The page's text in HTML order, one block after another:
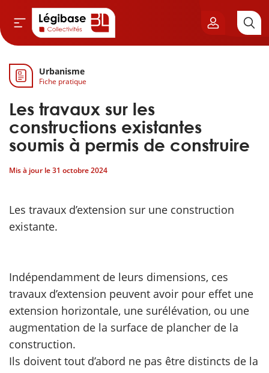
& Cimetières
& Élu local
& Finances locales
Urbanisme
Fiche pratique
Les travaux sur les
constructions existantes
soumis à permis de construire
Mis à jour le31 octobre 2024
Les travaux d’extension sur une construction
existante.
Indépendamment de leurs dimensions, ces
travaux d’extension peuvent avoir pour effet une
extension horizontale, une surélévation, ou une
augmentation de la surface de plancher de la
construction.
Ils doivent tout d’abord ne pas être distincts de la